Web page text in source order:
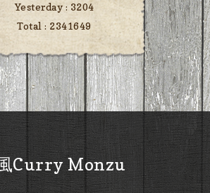
Yesterday : 3204
Total : 2341649
Curry Monzu